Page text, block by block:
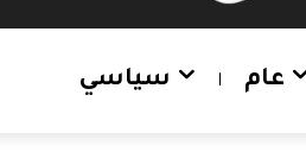
عام سياسي